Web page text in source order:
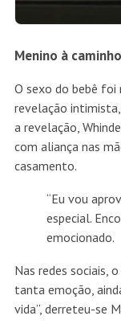
Menino à caminho
O sexo do bebê foi
revelação
a revelação,
com aliança nas
casamento.
“Eu vou
especial.
emocionado.
Nas redes sociais,
tanta emoção,
vida”, derreteu-se